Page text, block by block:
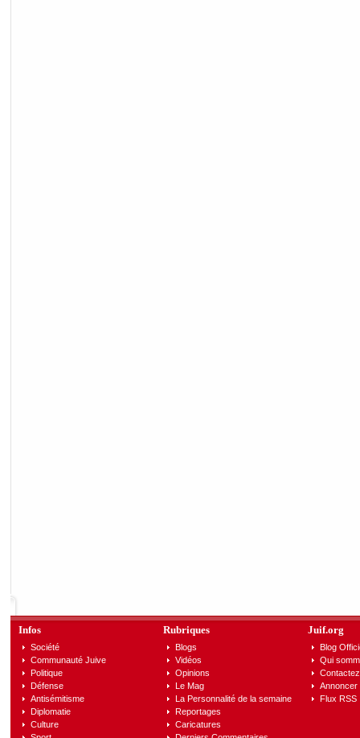
Infos
Société
Communauté Juive
Politique
Défense
Antisémitisme
Diplomatie
Culture
Rubriques
Blogs
Vidéos
Opinions
Le Mag
La Personnalité de la semaine
Reportages
Caricatures
Juif.org
Blog
Qui
Annoncer
Flux RSS